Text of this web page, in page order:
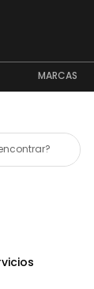
MARCAS